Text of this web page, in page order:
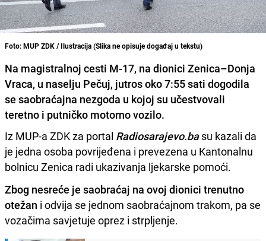
Foto: MUP ZDK / Ilustracija (Slika ne opisuje događaj u tekstu)
Na magistralnoj cesti M-17, na dionici Zenica–Donja
Vraca, u naselju Pečuj, jutros oko 7:55 sati dogodila
se saobraćajna nezgoda u kojoj su učestvovali
teretno i putničko motorno vozilo.
Iz MUP-a ZDK za portal Radiosarajevo.basu kazali da
je jedna osoba povrijeđena i prevezena u Kantonalnu
bolnicu Zenica radi ukazivanja ljekarske pomoći.
Zbog nesreće je saobraćaj na ovoj dionici trenutno
otežan i odvija se jednom saobraćajnom trakom, pa se
vozačima savjetuje oprez i strpljenje.